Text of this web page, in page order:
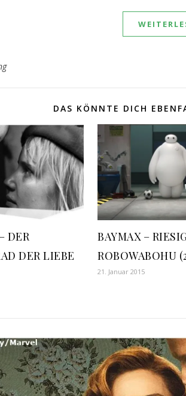
DAS KÖNNTE DICH
DER
DER LIEBE
BAYMAX –
ROBOWABOHU
21. Januar 2015